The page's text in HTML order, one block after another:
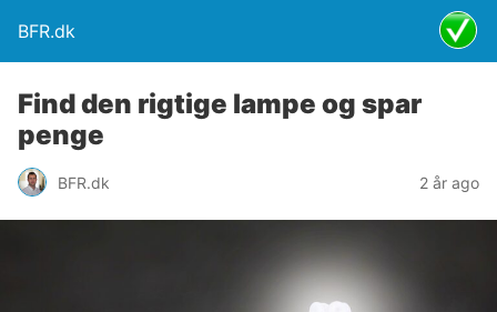
BFR.dk
Find den rigtige lampe og spar
penge
BFR.dk 2 år ago